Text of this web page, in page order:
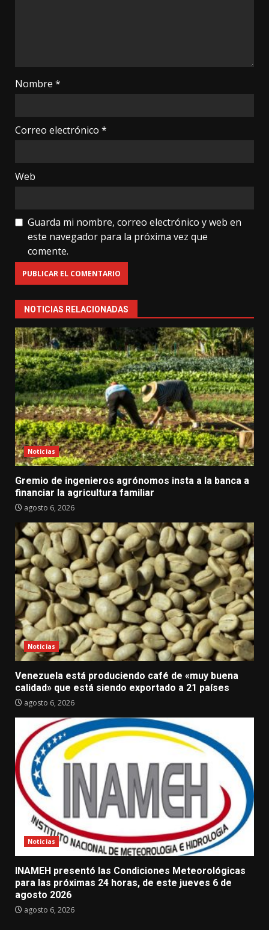
Nombre *
Correo electrónico *
Web
Guarda mi nombre, correo electrónico y web en
este navegador para la próxima vez que
comente.
NOTICIAS RELACIONADAS
Noticias
Gremio de ingenieros agrónomos insta a la banca a
financiar la agricultura familiar
agosto 6, 2026
Noticias
Venezuela está produciendo café de «muy buena
calidad» que está siendo exportado a 21 países
agosto 6, 2026
Noticias
INAMEH presentó las Condiciones Meteorológicas
para las próximas 24 horas, de este jueves 6 de
agosto 2026
agosto 6, 2026